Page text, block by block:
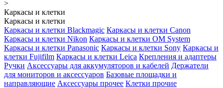
>
Каркасы и клетки
Каркасы и клетки
Каркасы и клетки Blackmagic Каркасы и клетки Canon
Каркасы и клетки Nikon Каркасы и клетки OM System
Каркасы и клетки Panasonic Каркасы и клетки Sony Каркасы и
клетки Fujifilm Каркасы и клетки Leica Крепления и адаптеры
Ручки Аксессуары для аккумуляторов и кабелей Держатели
для мониторов и аксессуаров Базовые площадки и
направляющие Аксессуары прочее Клетки прочие